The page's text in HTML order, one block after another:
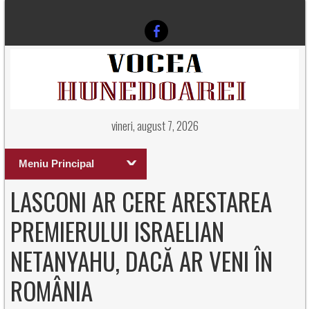
vineri, august 7, 2026
Meniu Principal
LASCONI AR CERE ARESTAREA
PREMIERULUI ISRAELIAN
NETANYAHU, DACĂ AR VENI ÎN
ROMÂNIA